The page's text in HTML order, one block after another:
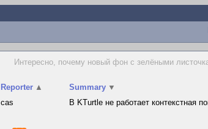
Интересно, почему новый фон с зелёными
Reporter ▲ Summary ▼
cas В KTurtle не работает контекстная